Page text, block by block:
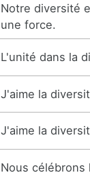
Notre diversité
une force.
L'unité dans la
J'aime la
J'aime la
Nous célébrons